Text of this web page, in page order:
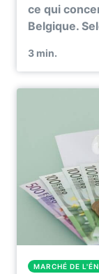
ce qui
Belgique.
3 min.
MARCHÉ DE